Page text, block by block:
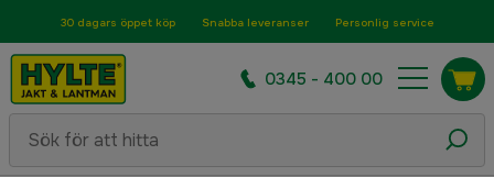
30 dagars öppet köp Snabba leveranser Personlig service
0345 - 400 00